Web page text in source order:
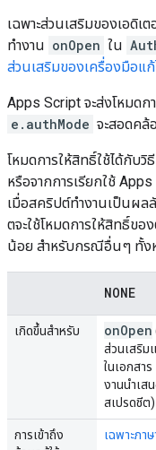
เฉพาะส่วนเสริมของเอดิเ
ทำงาน onOpen ใน
ส่วนเสริมของเครื่องมือแก้
Apps Script จะส่งโหมด
e.authMode จะสอดคล้
โหมดการให้สิทธิ์ใช้ได้กับวิ
หรือจากการเรียกใช้
เมื่อสคริปต์ทำงานเป็นผล
ตจะใช้โหมดการให้สิทธิ์ของ
น้อย สำหรับกรณีอื่นๆ ทั้ง
NONE
เกิดขึ้นสำหรับ onOpen
ส่วนเสริม
ในเอกสา
งานนำเส
สเปรดชีต)
การเข้าถึง
เฉพาะภาษ